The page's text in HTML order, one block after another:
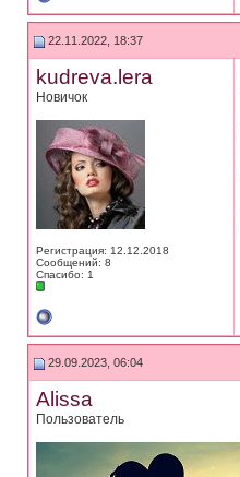
22.11.2022, 18:37
kudreva.lera
Новичок
Регистрация: 12.12.2018
Сообщений: 8
Спасибо: 1
29.09.2023, 06:04
Alissa
Пользователь